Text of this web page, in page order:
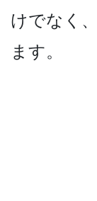
けでなく
ます。